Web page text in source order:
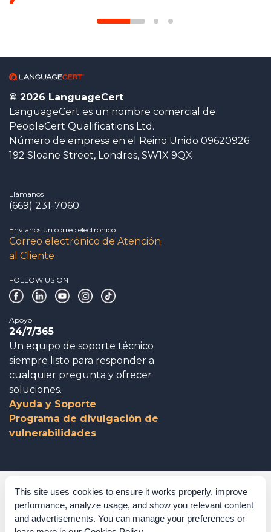
This site uses cookies to ensure it works properly, improve
performance, analyze usage, and show you relevant content
and advertisements. You can manage your preferences or
© 2026 LanguageCert
LanguageCert es un nombre comercial de
PeopleCert Qualifications Ltd.
Número de empresa en el Reino Unido 09620926.
192 Sloane Street, Londres, SW1X 9QX
Llámanos
(669) 231-7060
Envíanos un correo electrónico
Correo electrónico de Atención
al Cliente
FOLLOW US ON
Apoyo
24/7/365
Un equipo de soporte técnico
siempre listo para responder a
cualquier pregunta y ofrecer
soluciones.
Ayuda y Soporte
Programa de divulgación de
vulnerabilidades
Gobierno corporativo
Agradecimientos